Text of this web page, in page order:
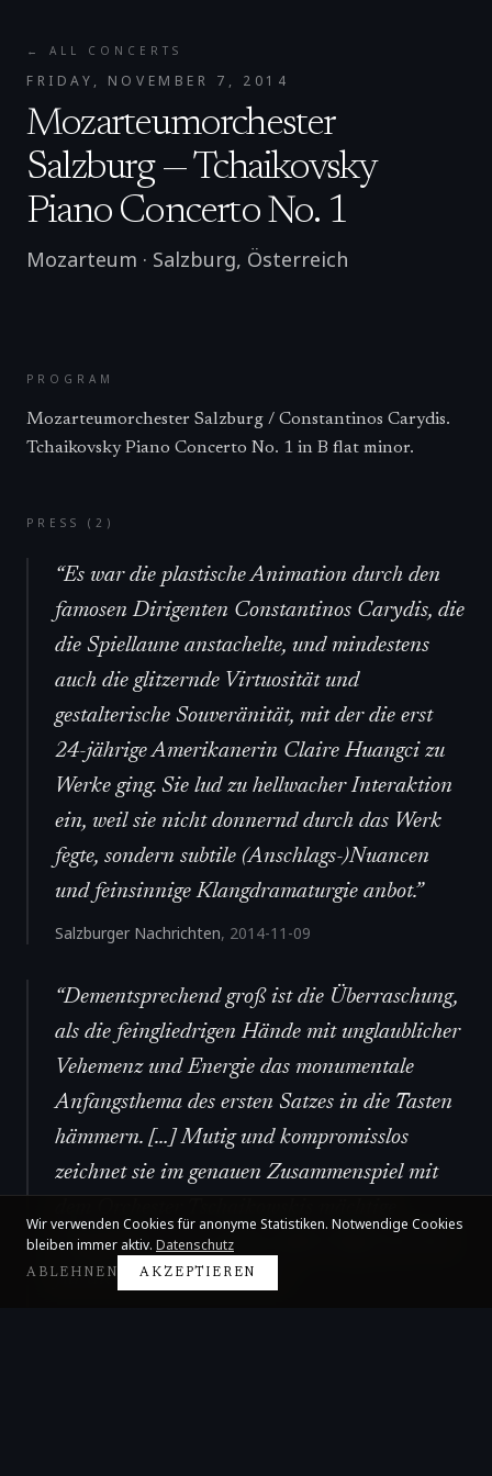
← ALL CONCERTS
FRIDAY, NOVEMBER 7, 2014
Mozarteumorchester
Salzburg — Tchaikovsky
Piano Concerto No. 1
Mozarteum · Salzburg, Österreich
PROGRAM
Mozarteumorchester Salzburg / Constantinos Carydis.
Tchaikovsky Piano Concerto No. 1 in B flat minor.
PRESS ( 2 )
“Es war die plastische Animation durch den
famosen Dirigenten Constantinos Carydis, die
die Spiellaune anstachelte, und mindestens
auch die glitzernde Virtuosität und
gestalterische Souveränität, mit der die erst
24-jährige Amerikanerin Claire Huangci zu
Werke ging. Sie lud zu hellwacher Interaktion
ein, weil sie nicht donnernd durch das Werk
fegte, sondern subtile (Anschlags-)Nuancen
und feinsinnige Klangdramaturgie anbot.”
Salzburger Nachrichten, 2014-11-09
“Dementsprechend groß ist die Überraschung,
als die feingliedrigen Hände mit unglaublicher
Vehemenz und Energie das monumentale
Anfangsthema des ersten Satzes in die Tasten
hämmern. […] Mutig und kompromisslos
zeichnet sie im genauen Zusammenspiel mit
Tongebilde nach und hat dabei Auge und Ohr
für die Mitmusizierenden.
Wir verwenden Cookies für anonyme Statistiken. Notwendige Cookies
bleiben immer aktiv. Datenschutz
ABLEHNEN AKZEPTIEREN